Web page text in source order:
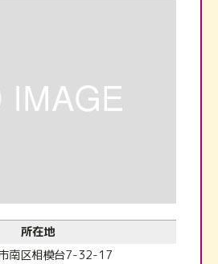
所在地
南区相模台7-32-17